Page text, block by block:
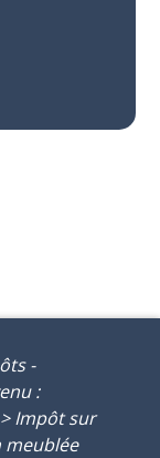
-
:
> Impôt sur
meublée